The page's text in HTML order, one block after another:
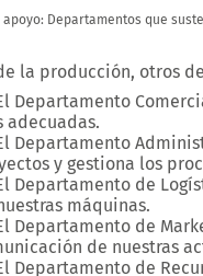
apoyo: Departamentos que
la producción, otros
Departamento
adecuadas.
Departamento
y gestiona los
Departamento de
máquinas.
Departamento de
de nuestras
Departamento de